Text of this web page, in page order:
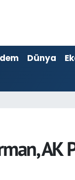
Dünya
AK